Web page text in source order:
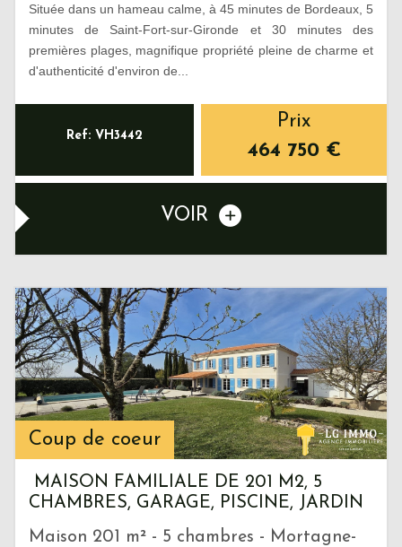
Située dans un hameau calme, à 45 minutes de Bordeaux, 5
minutes de Saint-Fort-sur-Gironde et 30 minutes des
premières plages, magnifique propriété pleine de charme et
d'authenticité d'environ de...
Ref: VH3442
Prix
464 750 €
VOIR
Coup de coeur
MAISON FAMILIALE DE 201 M2, 5
CHAMBRES, GARAGE, PISCINE, JARDIN
Maison 201 m² - 5 chambres - Mortagne-